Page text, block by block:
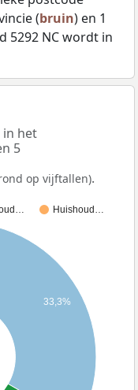
(bruin) en 1
5292 NC wordt in
in het
5
op vijftallen).
Huishoud…
33,3%